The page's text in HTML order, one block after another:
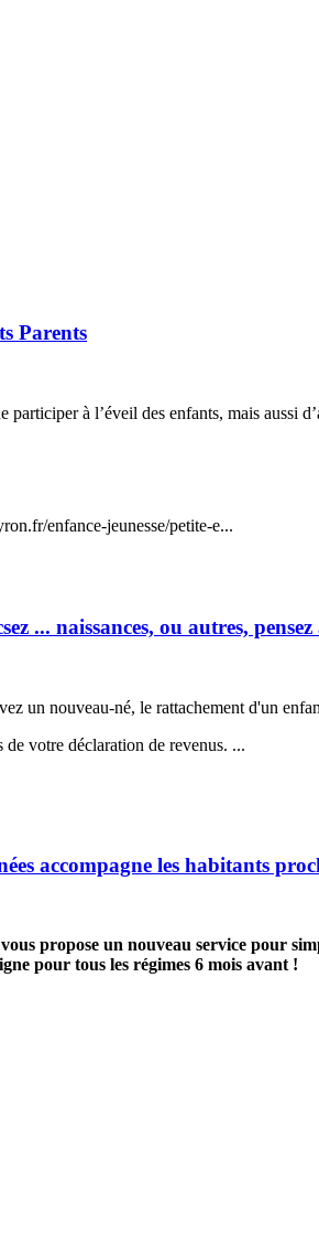
Parents
à l’éveil des enfants, mais aussi
enfance-jeunesse/petite-e...
... naissances, ou autres,
un nouveau-né, le rattachement d'un
votre déclaration de revenus. ...
accompagne les habitants
propose un nouveau service pour
pour tous les régimes 6 mois avant !